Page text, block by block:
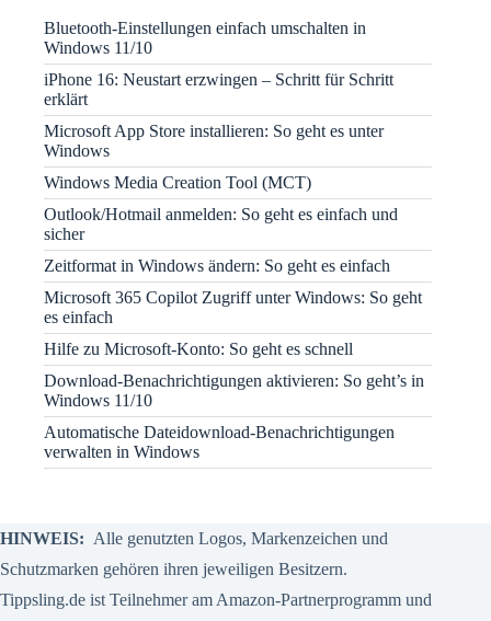
Bluetooth-Einstellungen einfach umschalten in
Windows 11/10
iPhone 16: Neustart erzwingen – Schritt für Schritt
erklärt
Microsoft App Store installieren: So geht es unter
Windows
Windows Media Creation Tool (MCT)
Outlook/Hotmail anmelden: So geht es einfach und
sicher
Zeitformat in Windows ändern: So geht es einfach
Microsoft 365 Copilot Zugriff unter Windows: So geht
es einfach
Hilfe zu Microsoft-Konto: So geht es schnell
Download-Benachrichtigungen aktivieren: So geht’s in
Windows 11/10
Automatische Dateidownload-Benachrichtigungen
verwalten in Windows
HINWEIS: Alle genutzten Logos, Markenzeichen und
Schutzmarken gehören ihren jeweiligen Besitzern.
Tippsling.de ist Teilnehmer am Amazon-Partnerprogramm und